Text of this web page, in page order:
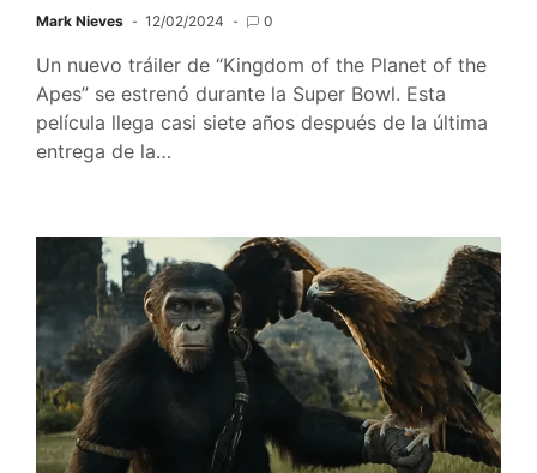
Mark Nieves 12/02/2024 0
Un nuevo tráiler de “Kingdom of the Planet of the
Apes” se estrenó durante la Super Bowl. Esta
película llega casi siete años después de la última
entrega de la…